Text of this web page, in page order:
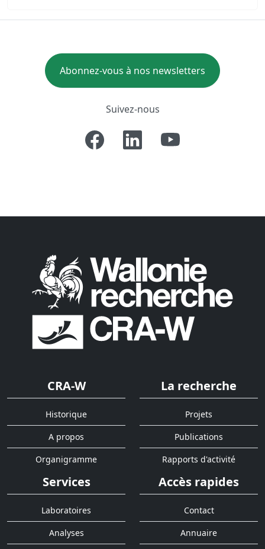
Abonnez-vous à nos newsletters
Suivez-nous
CRA-W
Historique
A propos
Organigramme
La recherche
Projets
Publications
Rapports d'activité
Services
Laboratoires
Analyses
Accès rapides
Contact
Annuaire